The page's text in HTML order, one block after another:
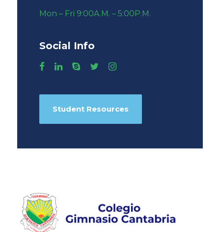
Mon – Fri 9:00A.M. – 5:00P.M.
Social Info
Student Resources